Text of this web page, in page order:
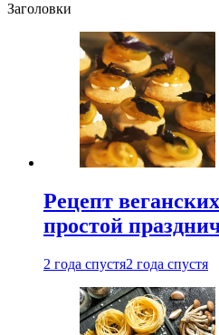
Заголовки
Рецепт
простой
2 года спустя2 года спустя